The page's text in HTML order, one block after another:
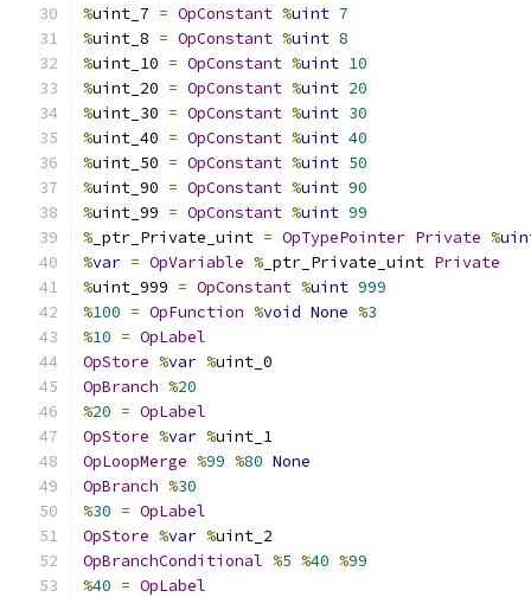
%uint_7 = OpConstant %uint 7
%uint_8 = OpConstant %uint 8
%uint_10 = OpConstant %uint 10
%uint_20 = OpConstant %uint 20
%uint_30 = OpConstant %uint 30
%uint_40 = OpConstant %uint 40
%uint_50 = OpConstant %uint 50
%uint_90 = OpConstant %uint 90
%uint_99 = OpConstant %uint 99
% _ptr_Private_uint = OpTypePointer Private %
%var = OpVariable % _ptr_Private_uint Private
%uint_999 = OpConstant %uint 999
%100 = OpFunction %void None %3
%10 = OpLabel
OpStore %var %uint_0
OpBranch %20
%20 = OpLabel
OpStore %var %uint_1
OpLoopMerge %99 %80 None
OpBranch %30
%30 = OpLabel
OpStore %var %uint_2
OpBranchConditional %5 %40 %99
%40 = OpLabel